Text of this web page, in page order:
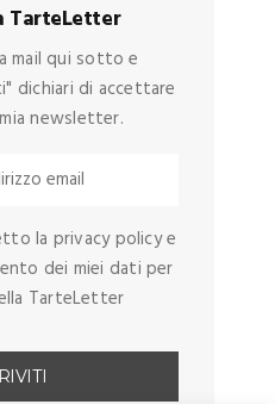
TarteLetter
mail qui sotto e
dichiari di accettare
newsletter.
la privacy policy e
dei miei dati per
TarteLetter